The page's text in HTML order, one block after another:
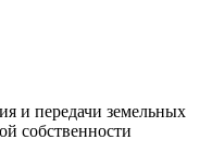
и передачи земельных
собственности